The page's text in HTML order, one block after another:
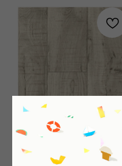
р./1 м²